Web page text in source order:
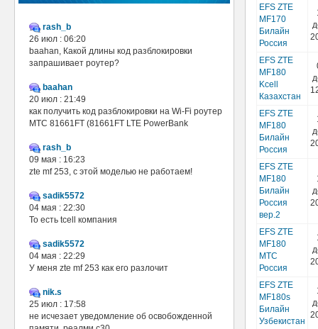
rash_b
26 июл : 06:20
baahan, Какой длины код разблокировки
запрашивает роутер?
baahan
20 июл : 21:49
как получить код разблокировки на Wi-Fi роутер
МТС 81661FT (81661FT LTE PowerBank
rash_b
09 мая : 16:23
zte mf 253, с этой моделью не работаем!
sadik5572
04 мая : 22:30
То есть tcell компания
sadik5572
04 мая : 22:29
У меня zte mf 253 как его разлочит
nik.s
25 июл : 17:58
не исчезает уведомление об освобожденной
EFS ZTE
MF170
Билайн
Россия
EFS ZTE
MF180
Kcell
Казахстан
EFS ZTE
MF180
Билайн
Россия
EFS ZTE
MF180
Билайн
Россия
вер.2
EFS ZTE
MF180
МТС
Россия
EFS ZTE
MF180s
Билайн
Узбекистан